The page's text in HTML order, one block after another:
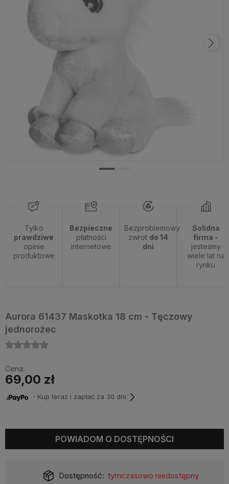
Tylko
prawdziwe
opinie
produktowe
Bezpieczne
płatności
internetowe
Bezproblemowy
zwrot do 14
dni
Solidna
firma -
jesteśmy
wiele lat na
rynku
Aurora 61437 Maskotka 18 cm - Tęczowy
jednorożec
Cena:
69,00 zł
・Kup teraz i zapłać za 30 dni
POWIADOM O DOSTĘPNOŚCI
Dostępność: tymczasowo niedostępny